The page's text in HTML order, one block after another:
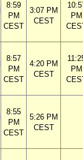
8:59
PM
CEST
3:07 PM
CEST
PM
8:57
PM
CEST
4:20 PM
CEST
PM
8:55
PM
CEST
5:26 PM
CEST